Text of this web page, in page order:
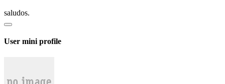
saludos.
User mini profile